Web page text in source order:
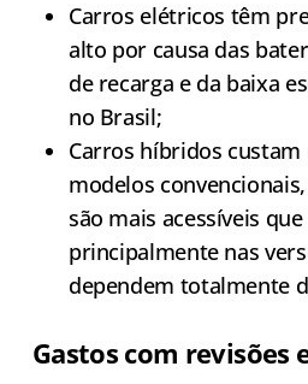
Carros elétricos têm
alto por causa das
de recarga e da baixa
no Brasil;
Carros híbridos custam
modelos
são mais acessíveis
principalmente nas
dependem totalmente
Gastos com revisões